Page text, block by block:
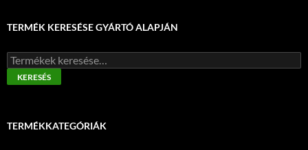
TERMÉK KERESÉSE GYÁRTÓ ALAPJÁN
Keresés
a
következőre:
KERESÉS
TERMÉKKATEGÓRIÁK